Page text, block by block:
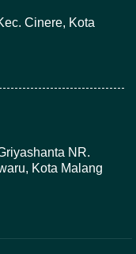
Cinere, Kota
NR.
Kota Malang